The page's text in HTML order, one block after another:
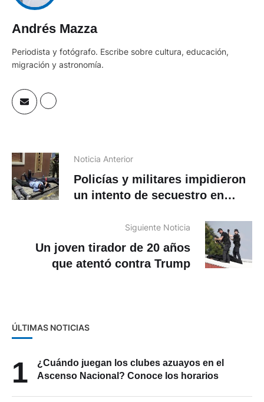
Andrés Mazza
Periodista y fotógrafo. Escribe sobre cultura, educación,
migración y astronomía.
Noticia Anterior
Policías y militares impidieron
un intento de secuestro en
Siguiente Noticia
Un joven tirador de 20 años
que atentó contra Trump
ÚLTIMAS NOTICIAS
1
¿Cuándo juegan los clubes azuayos en el
Ascenso Nacional? Conoce los horarios